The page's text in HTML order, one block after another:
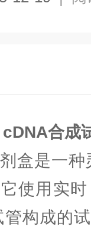
合成
盒是一
使用实
构成的